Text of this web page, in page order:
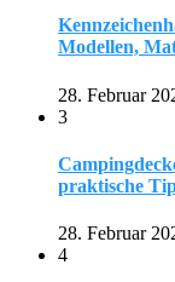
Modellen,
28. Februar
3
praktische
28. Februar
4